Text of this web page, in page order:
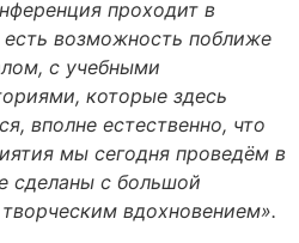
проходит в
есть возможность поближе
с учебными
которые здесь
вполне естественно, что
мы сегодня проведём в
сделаны с большой
вдохновением».